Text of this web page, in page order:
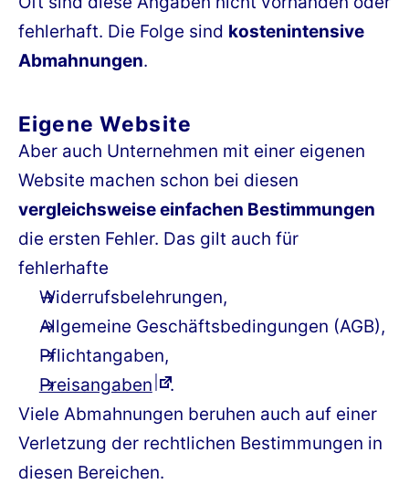
fehlerhaft. Die Folge sind kostenintensive
Abmahnungen.
Eigene Website
Aber auch Unternehmen mit einer eigenen
Website machen schon bei diesen
vergleichsweise einfachen Bestimmungen
die ersten Fehler. Das gilt auch für
fehlerhafte
Widerrufsbelehrungen,
Allgemeine Geschäftsbedingungen (AGB),
Pflichtangaben,
Preisangaben
.
Viele Abmahnungen beruhen auch auf einer
Verletzung der rechtlichen Bestimmungen in
diesen Bereichen.